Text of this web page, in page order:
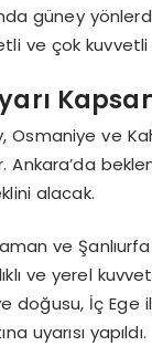
güney
ve çok
Osmaniye ve
Ankara’da
alacak.
ve
ve yerel
doğusu, İç
uyarısı yapıldı.